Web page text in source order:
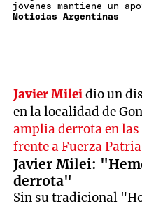
jóvenes mantiene un
Noticias Argentinas
Javier Mileidio un
en la localidad de
amplia derrota en las
frente a Fuerza Patria
Javier Milei:
derrota"
Sin su tradicional